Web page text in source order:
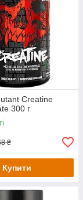
Creatine
300 г
₴
Купити